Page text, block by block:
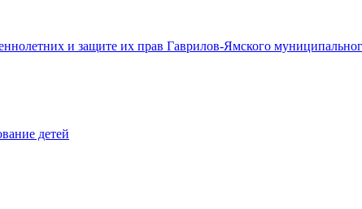
и защите их прав Гаврилов-Ямского
детей